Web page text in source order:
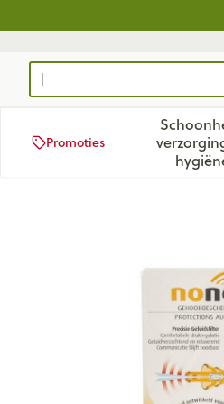
Product, merk, categorie...
Promoties
Nonoise